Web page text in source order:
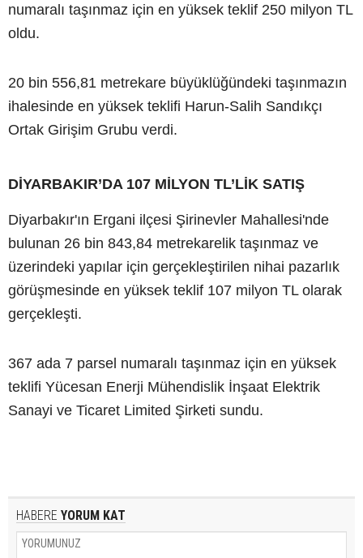
numaralı taşınmaz için en yüksek teklif 250 milyon TL
oldu.
20 bin 556,81 metrekare büyüklüğündeki taşınmazın
ihalesinde en yüksek teklifi Harun-Salih Sandıkçı
Ortak Girişim Grubu verdi.
DİYARBAKIR’DA 107 MİLYON TL’LİK SATIŞ
Diyarbakır'ın Ergani ilçesi Şirinevler Mahallesi'nde
bulunan 26 bin 843,84 metrekarelik taşınmaz ve
üzerindeki yapılar için gerçekleştirilen nihai pazarlık
görüşmesinde en yüksek teklif 107 milyon TL olarak
gerçekleşti.
367 ada 7 parsel numaralı taşınmaz için en yüksek
teklifi Yücesan Enerji Mühendislik İnşaat Elektrik
Sanayi ve Ticaret Limited Şirketi sundu.
HABERE YORUM KAT